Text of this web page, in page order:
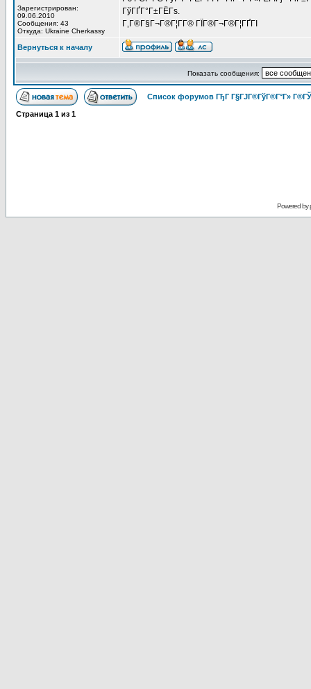
Зарегистрирован:
09.06.2010
Сообщения: 43
Откуда: Ukraine Cherkassy
ГўГҐГ°Г±ГЁГѕ.
Г‚Г®Г§Г¬Г®Г¦Г­Г® ГЇГ®Г¬Г®Г¦ГҐГІ
Вернуться к началу
Показать сообщения:
Список форумов ГђГ Г§ГЈГ®ГўГ®Г°Г»
Страница 1 из 1
Powered by